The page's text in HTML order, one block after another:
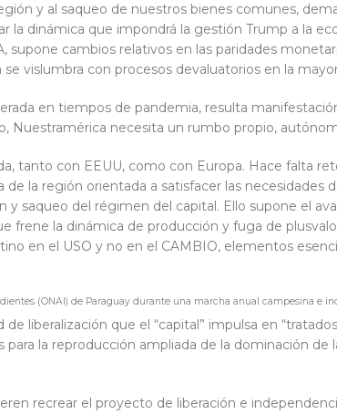
y al saqueo de nuestros bienes comunes,
la dinámica que impondrá la gestión Trump a la
supone cambios relativos en las paridades
vislumbra con procesos devaluatorios en la
en tiempos de pandemia, resulta
Nuestramérica necesita un rumbo propio,
tanto con EEUU, como con Europa. Hace falta
la región orientada a satisfacer las necesidades
saqueo del régimen del capital. Ello supone el
frene la dinámica de producción y fuga de
en el USO y no en el CAMBIO, elementos
(ONAI) de Paraguay durante una marcha anual campesina e
liberalización que el “capital” impulsa en
la reproducción ampliada de la dominación
recrear el proyecto de liberación e